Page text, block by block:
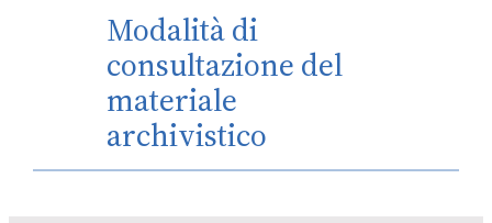
Modalità di
consultazione del
materiale
archivistico